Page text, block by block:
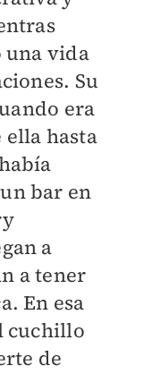
una vida
Su
era
ella hasta
bar en
a
a tener
En esa
cuchillo
de